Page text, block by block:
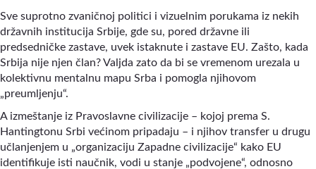
Sve suprotno zvaničnoj politici i vizuelnim porukama iz nekih
državnih institucija Srbije, gde su, pored državne ili
predsedničke zastave, uvek istaknute i zastave EU. Zašto, kada
Srbija nije njen član? Valjda zato da bi se vremenom urezala u
kolektivnu mentalnu mapu Srba i pomogla njihovom
„preumljenju“.
A izmeštanje iz Pravoslavne civilizacije – kojoj prema S.
Hantingtonu Srbi većinom pripadaju – i njihov transfer u drugu
učlanjenjem u „organizaciju Zapadne civilizacije“ kako EU
identifikuje isti naučnik, vodi u stanje „podvojene“, odnosno